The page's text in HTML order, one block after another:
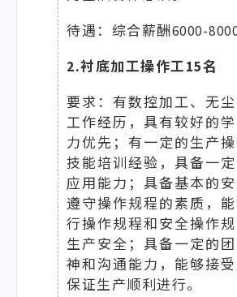
待遇：综合薪酬6000-
2.衬底加工操作工15名
要求：有数控加工、无
工作经历，具有较好的
力优先；有一定的生产
技能培训经验，具备一
应用能力；具备基本的
遵守操作规程的素质，
行操作规程和安全操作
生产安全；具备一定的
神和沟通能力，能够接受
保证生产顺利进行。